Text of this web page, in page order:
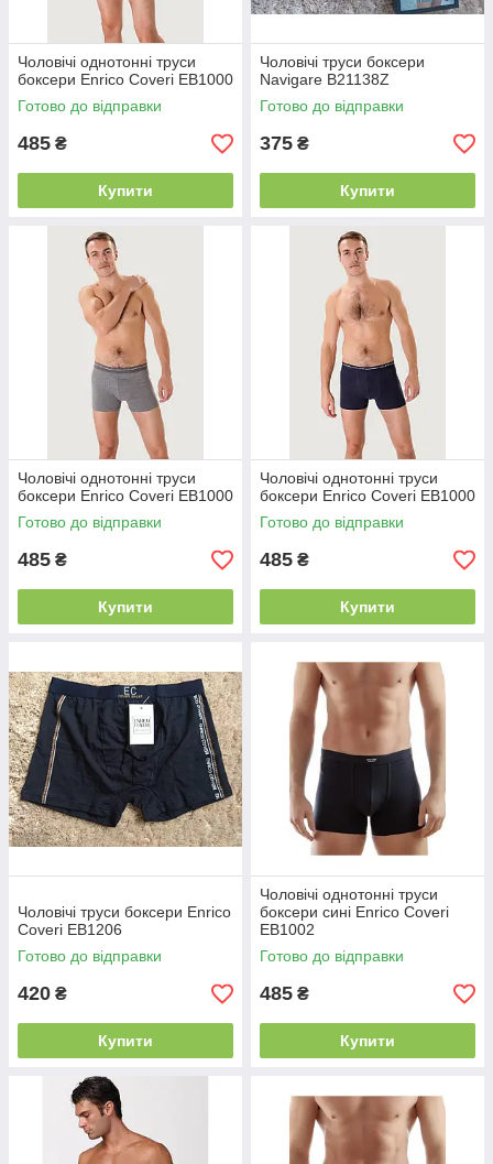
Чоловічі однотонні труси
боксери Enrico Coveri EB1000
Готово до відправки
485 ₴
Купити
Чоловічі труси боксери
Navigare В21138Z
Готово до відправки
375 ₴
Купити
Чоловічі однотонні труси
боксери Enrico Coveri EB1000
Готово до відправки
485 ₴
Купити
Чоловічі однотонні труси
боксери Enrico Coveri EB1000
Готово до відправки
485 ₴
Купити
Чоловічі труси боксери Enrico
Coveri EВ1206
Готово до відправки
420 ₴
Купити
Чоловічі однотонні труси
боксери сині Enrico Coveri
EB1002
Готово до відправки
485 ₴
Купити